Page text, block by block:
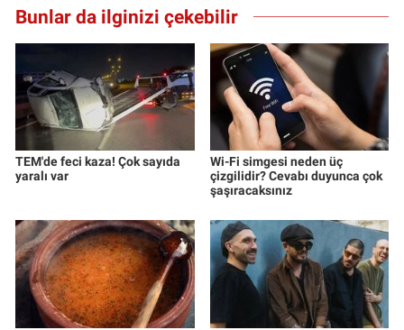
Bunlar da ilginizi çekebilir
TEM'de feci kaza! Çok sayıda
yaralı var
Wi-Fi simgesi neden üç
çizgilidir? Cevabı duyunca çok
şaşıracaksınız